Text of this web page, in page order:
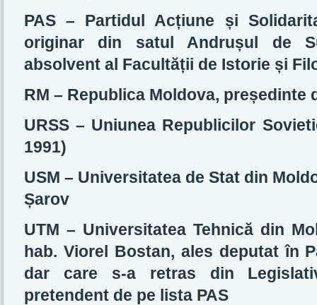
PAS – Partidul Acțiune și
originar din satul Andrușul de
absolvent al Facultății de Istorie și
RM – Republica Moldova, președinte
URSS – Uniunea Republicilor
1991)
USM – Universitatea de Stat din
Șarov
UTM – Universitatea Tehnică din
hab. Viorel Bostan, ales deputat în
dar care s-a retras din
pretendent de pe lista PAS